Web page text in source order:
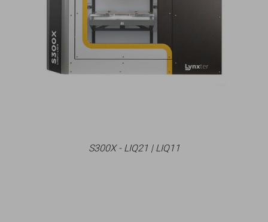
S300X - LIQ21 | LIQ11